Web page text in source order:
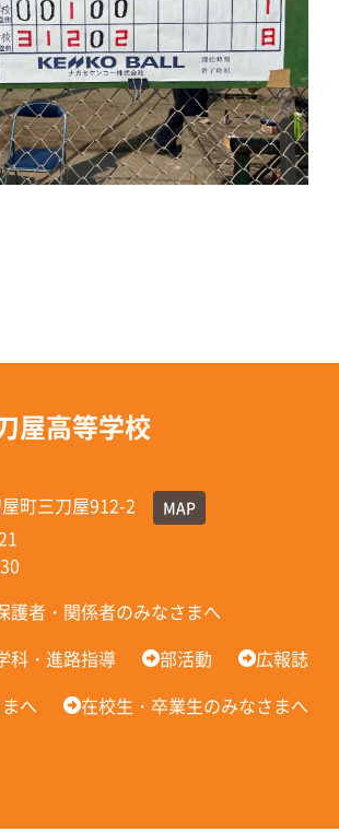
屋高等学校
町三刀屋912-2
MAP
護者・関係者のみなさまへ
科・進路指導 部活動
広報誌
へ
在校生・卒業生のみなさまへ